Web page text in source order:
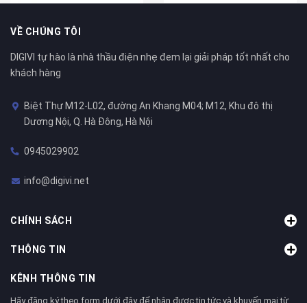
VỀ CHÚNG TÔI
DIGIVI tự hào là nhà thầu điện nhẹ đem lại giải pháp tốt nhất cho
khách hàng
Biệt Thự M12-L02, đường An Khang M04; M12, Khu đô thị
Dương Nội, Q. Hà Đông, Hà Nội
0945029902
info@digivi.net
CHÍNH SÁCH
THÔNG TIN
KÊNH THÔNG TIN
Hãy đăng ký theo form dưới đây để nhận được tin tức và khuyến mại từ